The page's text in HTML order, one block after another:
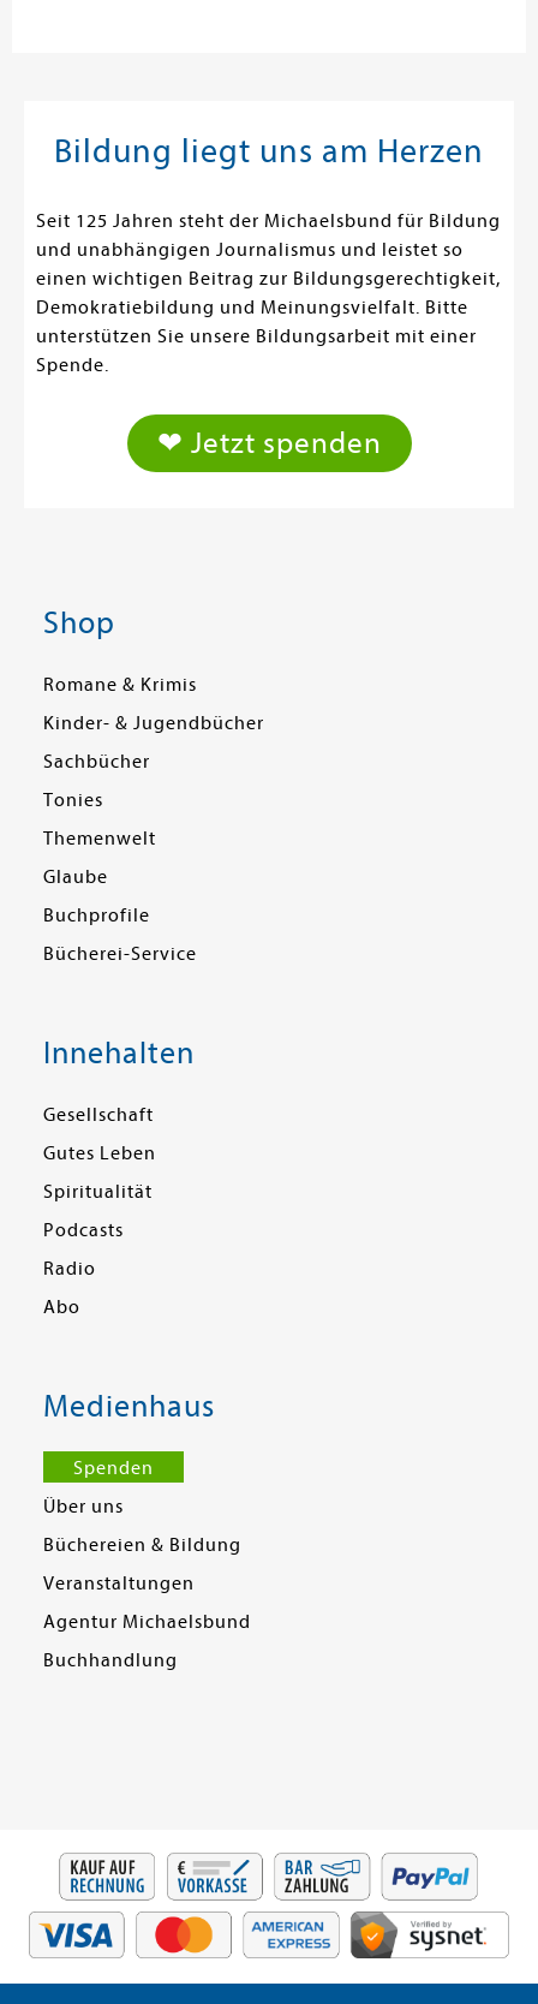
Bildung liegt uns am Herzen
Seit 125 Jahren steht der Michaelsbund für Bildung
und unabhängigen Journalismus und leistet so
einen wichtigen Beitrag zur Bildungsgerechtigkeit,
Demokratiebildung und Meinungsvielfalt. Bitte
unterstützen Sie unsere Bildungsarbeit mit einer
Spende.
❤ Jetzt spenden
Shop
Romane & Krimis
Kinder- & Jugendbücher
Sachbücher
Tonies
Themenwelt
Glaube
Buchprofile
Bücherei-Service
Innehalten
Gesellschaft
Gutes Leben
Spiritualität
Podcasts
Radio
Abo
Medienhaus
Spenden
Über uns
Büchereien & Bildung
Veranstaltungen
Agentur Michaelsbund
Buchhandlung